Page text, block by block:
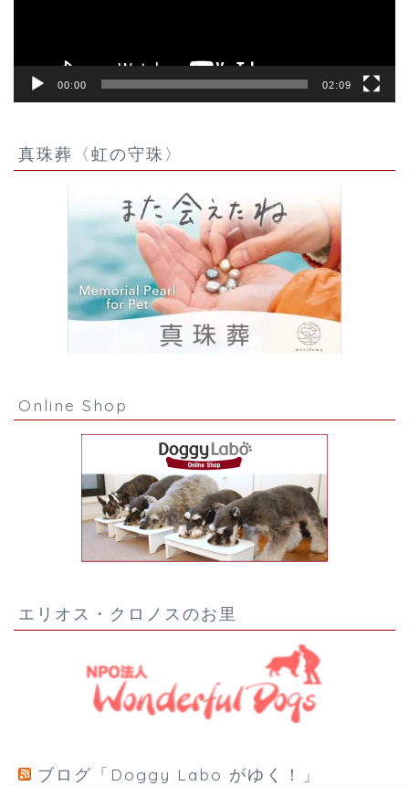
00:00 02:09
真珠葬〈虹の守珠〉
Online Shop
エリオス・クロノスのお里
ブログ「Doggy Labo がゆく！」